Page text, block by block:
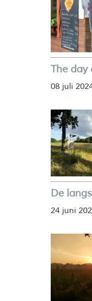
The day
08 juli
De
24 juni